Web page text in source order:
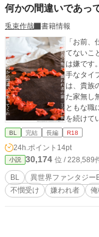
何かの間違いであっ
兎束作哉
書籍情報
「お前
てないこ
は嫌です
手なタイプなんだも
は、貴族
た家無し
ともな職
を続けて
で初めて
後、帝都
みに入っ
ーベント
いうのは
皇子！ 皇
敷で働くよう強
子とは
BL 完結 長編 R18
24h.ポイント 14pt
小説 30,174 位 / 228,589
BL 異世界ファンタジー
不憫受け
嫌われ者 俺